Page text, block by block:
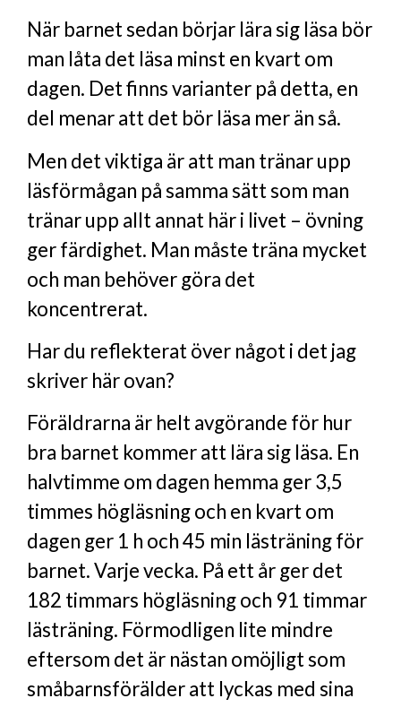
När barnet sedan börjar lära sig läsa bör
man låta det läsa minst en kvart om
dagen. Det finns varianter på detta, en
del menar att det bör läsa mer än så.
Men det viktiga är att man tränar upp
läsförmågan på samma sätt som man
tränar upp allt annat här i livet – övning
ger färdighet. Man måste träna mycket
och man behöver göra det
koncentrerat.
Har du reflekterat över något i det jag
skriver här ovan?
Föräldrarna är helt avgörande för hur
bra barnet kommer att lära sig läsa. En
halvtimme om dagen hemma ger 3,5
timmes högläsning och en kvart om
dagen ger 1 h och 45 min lästräning för
barnet. Varje vecka. På ett år ger det
182 timmars högläsning och 91 timmar
lästräning. Förmodligen lite mindre
eftersom det är nästan omöjligt som
småbarnsförälder att lyckas med sina